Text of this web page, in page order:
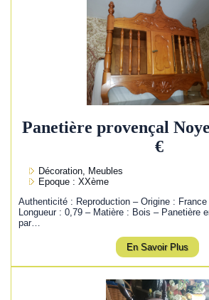
Panetière provençal
€
Décoration, Meubles
Epoque : XXème
Authenticité : Reproduction – Origine :
Longueur : 0,79 – Matière : Bois – Panetière
par…
En Savoir Plus